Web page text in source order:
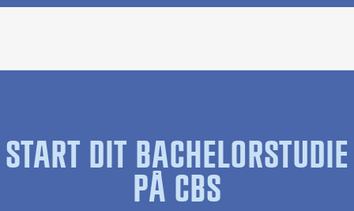
START DIT BACHELORSTUDIE
PÅ CBS